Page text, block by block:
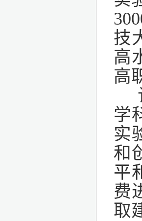
3
技
高
高
学
实
和
平
费
取